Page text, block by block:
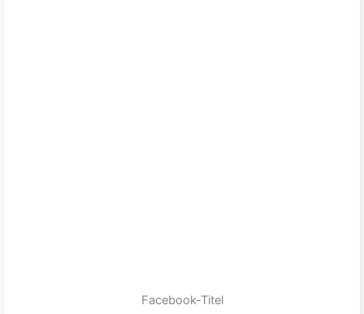
Facebook-Titel